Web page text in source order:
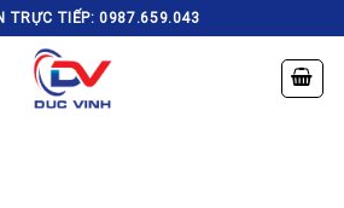
TRỰC TIẾP: 0987.659.043